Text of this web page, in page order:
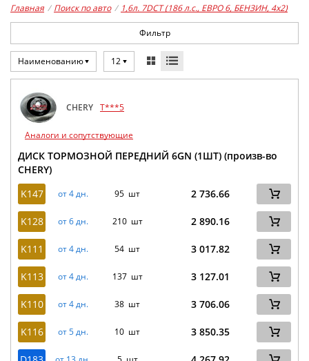
Главная / Поиск по авто / 1,6л. 7DCT (186 л.с., ЕВРО 6, БЕНЗИН, 4x2)
Фильтр
Наименованию 12
CHERY T***5
Аналоги и сопутствующие
ДИСК ТОРМОЗНОЙ ПЕРЕДНИЙ 6GN (1ШТ) (произв-во
CHERY)
K147
от 4 дн. 95 шт 2 736.66
K128 от 6 дн. 210 шт 2 890.16
K111 от 4 дн. 54 шт 3 017.82
K113 от 4 дн. 137 шт 3 127.01
K110 от 4 дн. 38 шт 3 706.06
K116 от 5 дн. 10 шт 3 850.35